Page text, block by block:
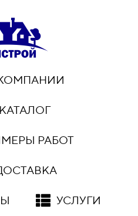
КАТАЛОГ
РАБОТ
УСЛУГИ